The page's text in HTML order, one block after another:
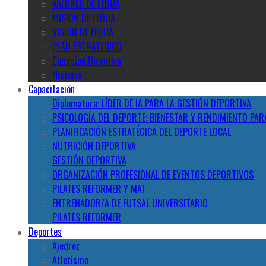
VALORES DE FEDUA
MISIÓN DE FEDUA
VISIÓN DE FEDUA
PLAN ESTRATEGICO
Comision Directiva
Historia
Capacitación
Diplomatura: LÍDER DE IA PARA LA GESTIÓN DEPORTIVA
PSICOLOGÍA DEL DEPORTE: BIENESTAR Y RENDIMIENTO
PLANIFICACIÓN ESTRATÉGICA DEL DEPORTE LOCAL
NUTRICIÓN DEPORTIVA
GESTIÓN DEPORTIVA
ORGANIZACIÓN PROFESIONAL DE EVENTOS DEPORTIVOS
PILATES REFORMER Y MAT
ENTRENADOR/A DE FUTSAL UNIVERSITARIO
PILATES REFORMER
Deportes
Ajedrez
Atletismo